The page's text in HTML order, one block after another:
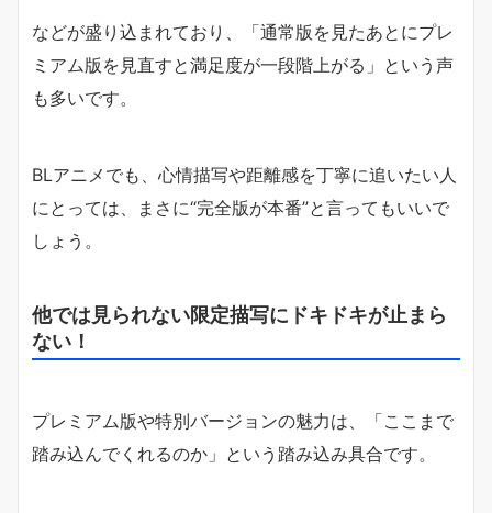
などが盛り込まれており、「通常版を見たあとにプレ
ミアム版を見直すと満足度が一段階上がる」という声
も多いです。
BLアニメでも、心情描写や距離感を丁寧に追いたい人
にとっては、まさに“完全版が本番”と言ってもいいで
しょう。
他では見られない限定描写にドキドキが止まら
ない！
プレミアム版や特別バージョンの魅力は、「ここまで
踏み込んでくれるのか」という踏み込み具合です。